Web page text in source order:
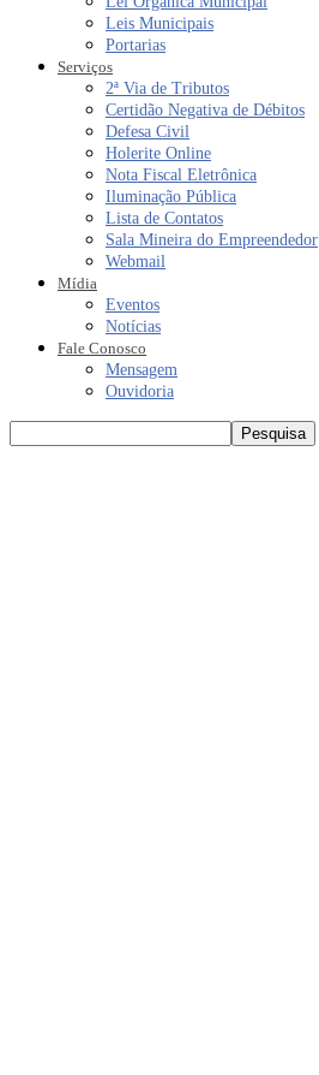
Leis Municipais
Portarias
Serviços
2ª Via de Tributos
Certidão Negativa de Débitos
Defesa Civil
Holerite Online
Nota Fiscal Eletrônica
Iluminação Pública
Lista de Contatos
Sala Mineira do Empreendedor
Webmail
Mídia
Eventos
Notícias
Fale Conosco
Mensagem
Ouvidoria